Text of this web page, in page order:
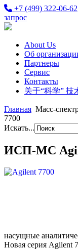
+7 (499) 322-06-62
запрос
About Us
Об
Партнеры
Сервис
Контакты
关于“科学” 技
Главная Масс-
7700
Искать...
ИСП-МС
насущные
Новая серия